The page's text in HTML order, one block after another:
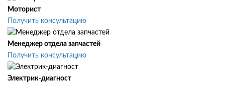
Моторист
Получить консультацию
Менеджер отдела запчастей
Получить консультацию
Электрик-диагност